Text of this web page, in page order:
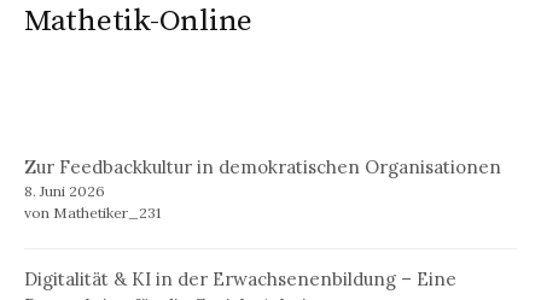
Mathetik-Online
Zur Feedbackkultur in demokratischen Organisationen
8. Juni 2026
von Mathetiker_231
Digitalität & KI in der Erwachsenenbildung – Eine